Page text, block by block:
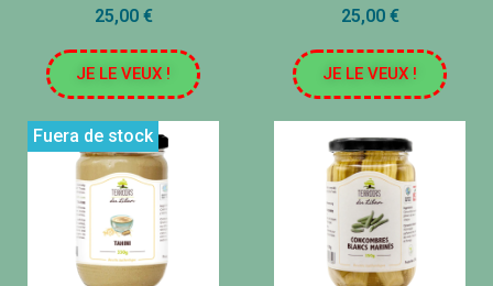
25,00 €
JE LE VEUX !
25,00 €
JE LE VEUX !
Fuera de stock